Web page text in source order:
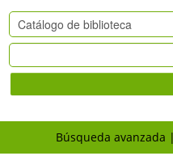
Búsqueda avanzada